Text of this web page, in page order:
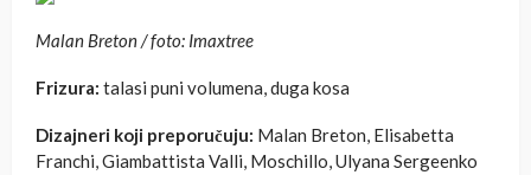
Malan Breton / foto: Imaxtree
Frizura: talasi puni volumena, duga kosa
Dizajneri koji preporučuju: Malan Breton, Elisabetta
Franchi, Giambattista Valli, Moschillo, Ulyana Sergeenko